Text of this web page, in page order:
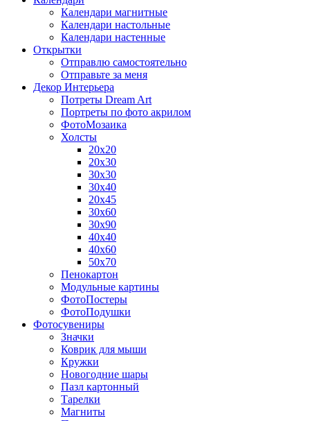
Календари магнитные
Календари настольные
Календари настенные
Открытки
Отправлю самостоятельно
Отправьте за меня
Декор Интерьера
Потреты Dream Art
Портреты по фото акрилом
ФотоМозаика
Холсты
20х20
20х30
30х30
30х40
20х45
30х60
30х90
40х40
40х60
50х70
Пенокартон
Модульные картины
ФотоПостеры
ФотоПодушки
Фотоcувениры
Значки
Коврик для мыши
Кружки
Новогодние шары
Пазл картонный
Тарелки
Магниты